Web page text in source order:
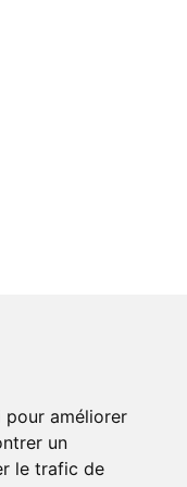
pour améliorer
un
le trafic de